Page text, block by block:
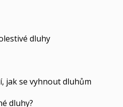
dluhy
jak se vyhnout dluhům
dluhy?